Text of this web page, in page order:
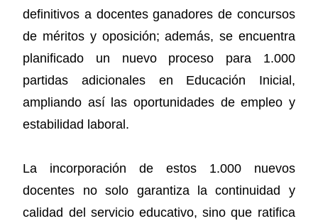
definitivos a docentes ganadores de concursos
de méritos y oposición; además, se encuentra
planificado un nuevo proceso para 1.000
partidas adicionales en Educación Inicial,
ampliando así las oportunidades de empleo y
estabilidad laboral.
La incorporación de estos 1.000 nuevos
docentes no solo garantiza la continuidad y
calidad del servicio educativo, sino que ratifica